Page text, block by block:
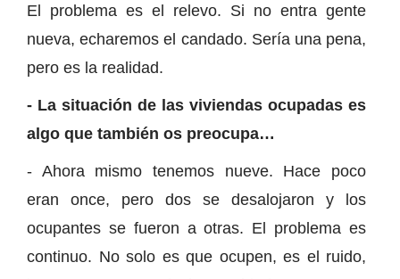
El problema es el relevo. Si no entra gente
nueva, echaremos el candado. Sería una pena,
pero es la realidad.
- La situación de las viviendas ocupadas es
algo que también os preocupa…
- Ahora mismo tenemos nueve. Hace poco
eran once, pero dos se desalojaron y los
ocupantes se fueron a otras. El problema es
continuo. No solo es que ocupen, es el ruido,